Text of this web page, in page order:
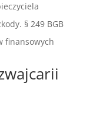
§ 249 BGB
finansowych